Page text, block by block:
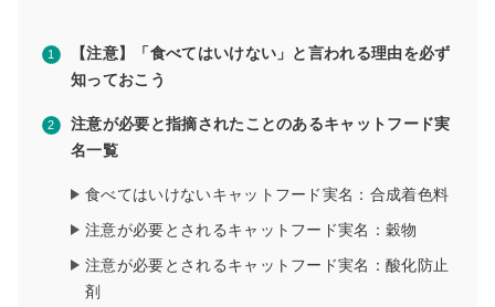
【注意】「食べてはいけない」と言われる理由を必ず
知っておこう
注意が必要と指摘されたことのあるキャットフード実
名一覧
食べてはいけないキャットフード実名：合成着色料
注意が必要とされるキャットフード実名：穀物
注意が必要とされるキャットフード実名：酸化防止
剤